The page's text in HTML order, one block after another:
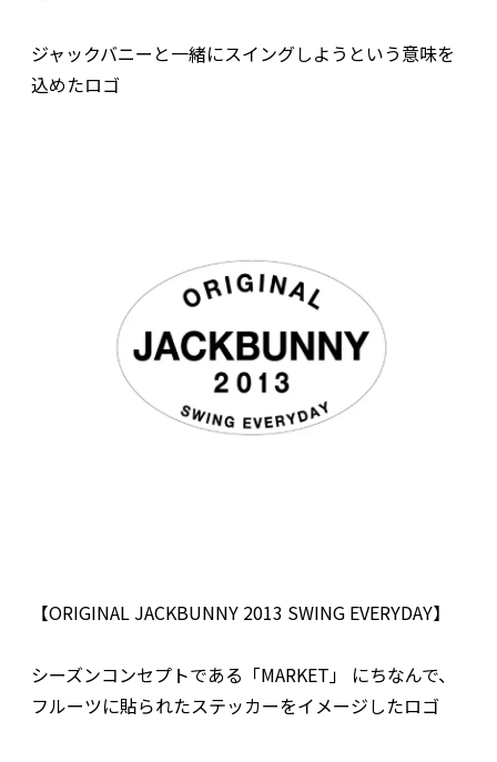
ジャックバニーと一緒にスイングしようという意味を
込めたロゴ
【ORIGINAL JACKBUNNY 2013 SWING EVERYDAY】
シーズンコンセプトである「MARKET」 にちなんで、
フルーツに貼られたステッカーをイメージしたロゴ